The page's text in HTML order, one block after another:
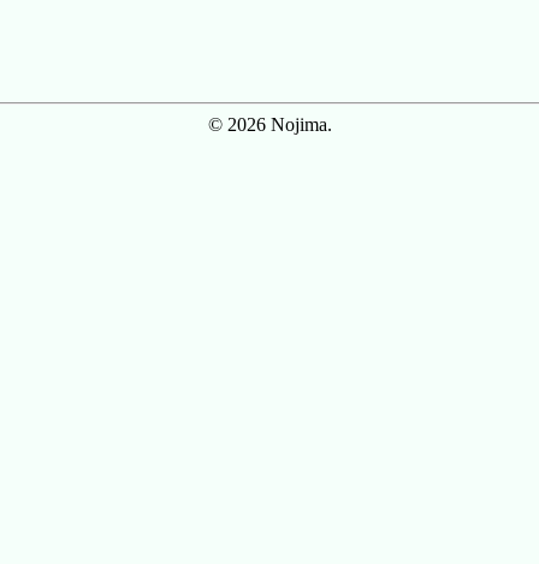
© 2026 Nojima.